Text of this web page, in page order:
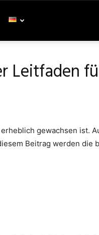
Leitfaden
gewachsen ist.
Beitrag werden die